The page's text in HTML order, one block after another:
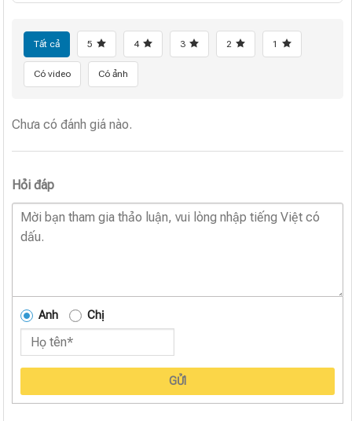
Tất cả 5 4 3 2 1
Có video Có ảnh
Chưa có đánh giá nào.
Hỏi đáp
Anh Chị
GỬI